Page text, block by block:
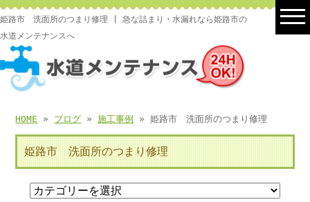
姫路市 洗面所のつまり修理 | 急な詰まり・水漏れなら姫路市の
水道メンテナンスへ
HOME » ブログ »施工事例 » 姫路市 洗面所のつまり修理
姫路市 洗面所のつまり修理